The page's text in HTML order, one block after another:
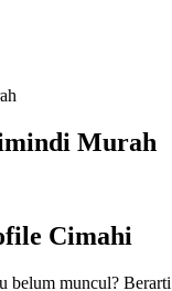
Murah
Cimahi
belum muncul?